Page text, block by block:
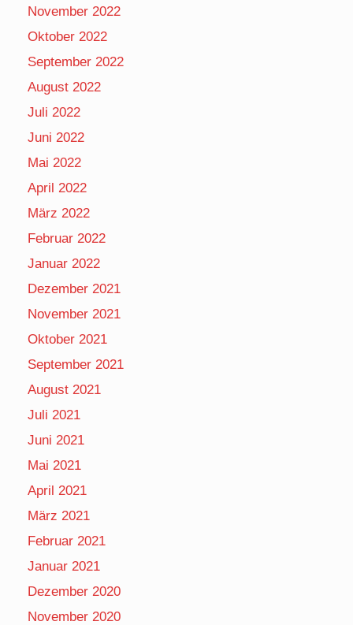
November 2022
Oktober 2022
September 2022
August 2022
Juli 2022
Juni 2022
Mai 2022
April 2022
März 2022
Februar 2022
Januar 2022
Dezember 2021
November 2021
Oktober 2021
September 2021
August 2021
Juli 2021
Juni 2021
Mai 2021
April 2021
März 2021
Februar 2021
Januar 2021
Dezember 2020
November 2020